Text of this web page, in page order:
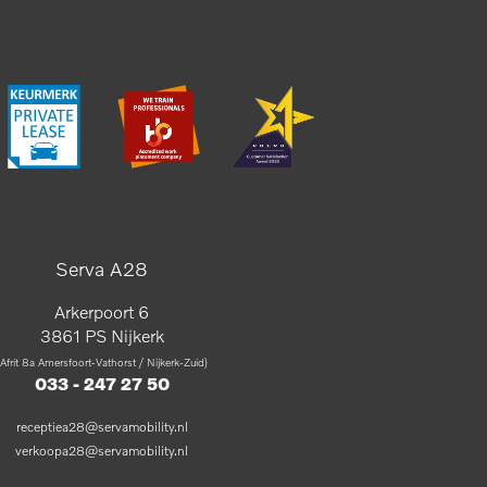
Serva A28
Arkerpoort 6
3861 PS Nijkerk
8a Amersfoort-Vathorst / Nijkerk-Zuid)
033 - 247 27 50
receptiea28@servamobility.nl
verkoopa28@servamobility.nl